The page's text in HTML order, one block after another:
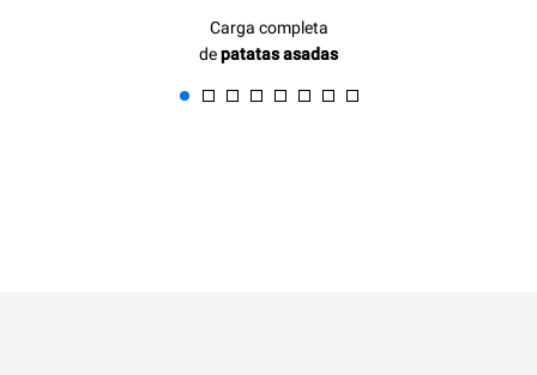
Carga completa
depatatas asadas